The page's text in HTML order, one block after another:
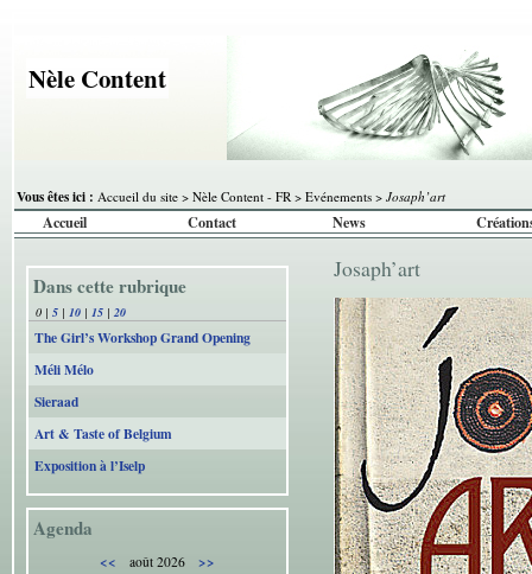
Nèle Content
Vous êtes ici : Accueil du site > Nèle Content - FR > Evénements > Josaph’art
Accueil Contact News
Dans cette rubrique
0 | 5 | 10 | 15 | 20
The Girl’s Workshop Grand Opening
Méli Mélo
Sieraad
Art & Taste of Belgium
Exposition à l’Iselp
Agenda
<< août 2026
>>
Josaph’art